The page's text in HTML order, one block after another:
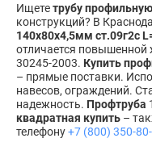
Ищететрубу
конструкций? В
140х80х4,5мм ст.09г2с
отличается повышенной
30245-2003. Купить
– прямые поставки.
навесов, ограждений.
надежность. Профтруба
квадратная купить –
телефону+7 (800) 350-